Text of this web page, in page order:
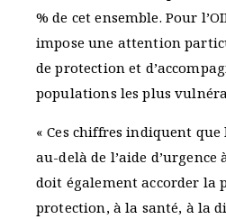
% de cet ensemble. Pour
impose une attention
de protection et
populations les plus
« Ces chiffres indiquent
au-delà de l’aide
doit également accorder la
protection, à la santé, à la